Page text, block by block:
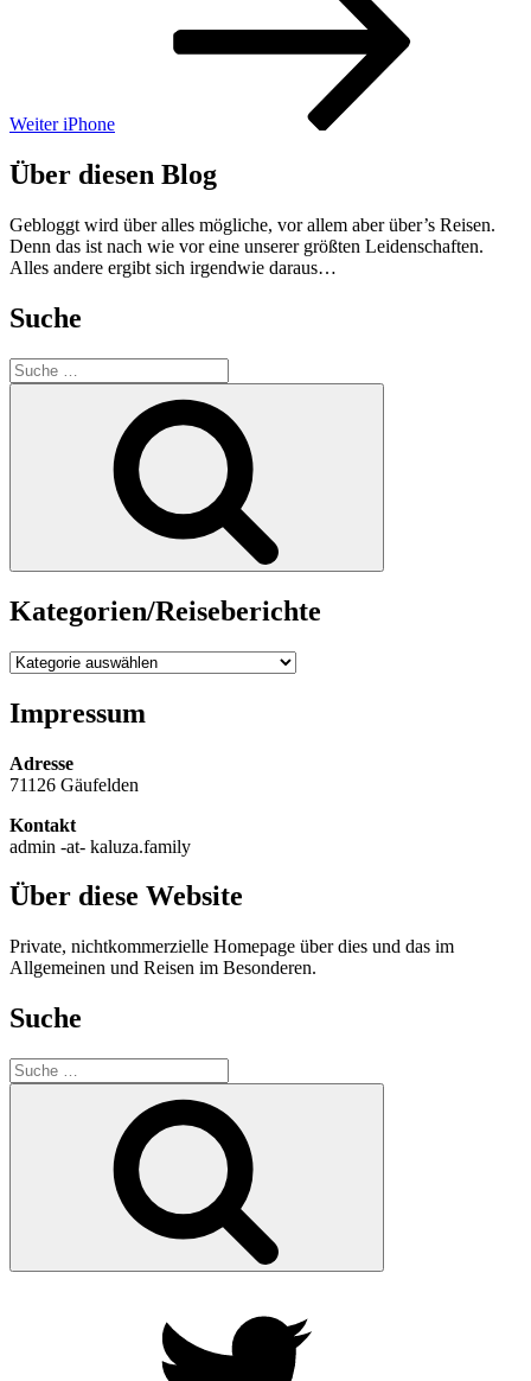
Weiter iPhone
Über diesen Blog
Gebloggt wird über alles mögliche, vor allem aber über’s Reisen.
Denn das ist nach wie vor eine unserer größten Leidenschaften.
Alles andere ergibt sich irgendwie daraus…
Suche
Suche
nach:
Kategorien/Reiseberichte
Kategorien/Reiseberichte
Impressum
Adresse
71126 Gäufelden
Kontakt
admin -at- kaluza.family
Über diese Website
Private, nichtkommerzielle Homepage über dies und das im
Allgemeinen und Reisen im Besonderen.
Suche
Suche
nach: